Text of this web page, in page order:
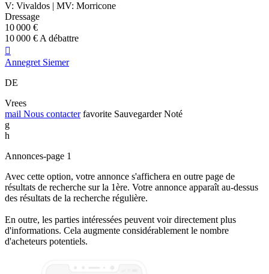
V: Vivaldos | MV: Morricone
Dressage
10 000 €
10 000 € A débattre

Annegret Siemer
DE
Vrees
mail Nous contacter favorite Sauvegarder Noté
g
h
Annonces-page 1
Avec cette option, votre annonce s'affichera en outre page de
résultats de recherche sur la 1ère. Votre annonce apparaît au-dessus
des résultats de la recherche régulière.
En outre, les parties intéressées peuvent voir directement plus
d'informations. Cela augmente considérablement le nombre
d'acheteurs potentiels.